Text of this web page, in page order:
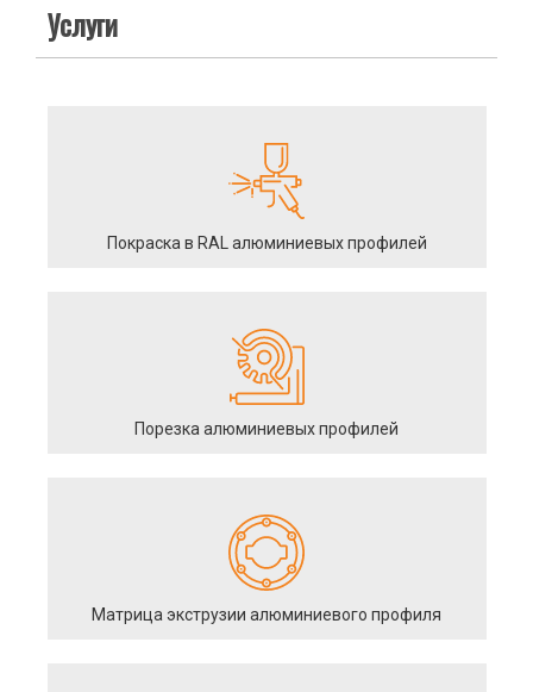
Услуги
Покраска в RAL алюминиевых профилей
Порезка алюминиевых профилей
Матрица экструзии алюминиевого профиля